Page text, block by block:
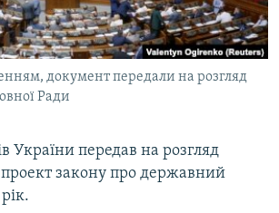
КРИМУ
RL
документ передали на розгляд
Ради
України передав на розгляд
закону про державний